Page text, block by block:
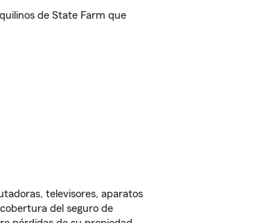
de State Farm que
televisores, aparatos
del seguro de